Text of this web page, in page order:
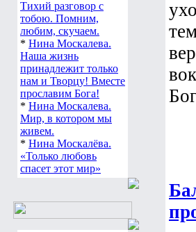
Тихий разговор с
тобою. Помним,
любим, скучаем.
* Нина Москалева.
Наша жизнь
принадлежит только
нам и Творцу! Вместе
прославим Бога!
* Нина Москалева.
Мир, в котором мы
живем.
* Нина Москалёва.
«Только любовь
спасет этот мир»